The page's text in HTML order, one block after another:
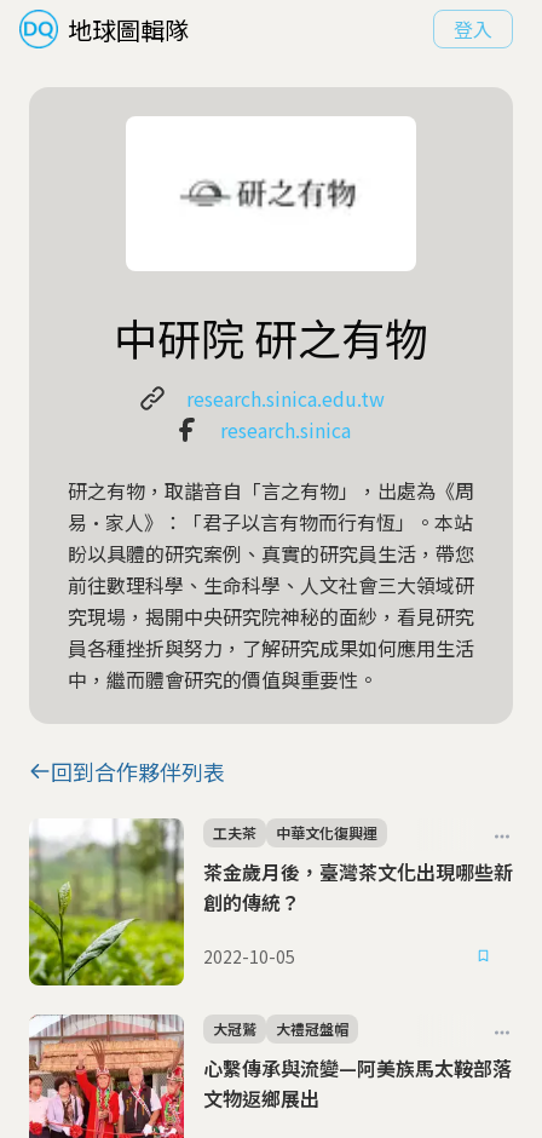
地球圖輯隊 登入
中研院 研之有物
research.sinica.edu.tw
research.sinica
研之有物，取諧音自「言之有物」，出處為《周
易·家人》：「君子以言有物而行有恆」。本站
盼以具體的研究案例、真實的研究員生活，帶您
前往數理科學、生命科學、人文社會三大領域研
究現場，揭開中央研究院神秘的面紗，看見研究
員各種挫折與努力，了解研究成果如何應用生活
中，繼而體會研究的價值與重要性。
回到合作夥伴列表
茶金歲月後，臺灣茶文化出現哪些新
創的傳統？
工夫茶 中華文化復興運
2022-10-05
心繫傳承與流變—阿美族馬太鞍部落
文物返鄉展出
大冠鷲 大禮冠盤帽